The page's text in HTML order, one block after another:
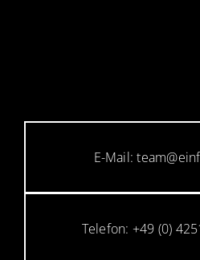
E-Mail:
Telefon: +49 (0)